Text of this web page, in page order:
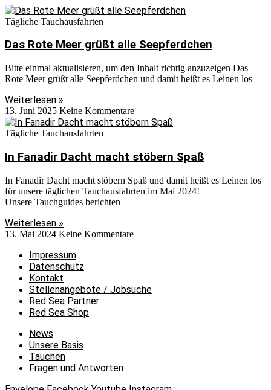
Tägliche Tauchausfahrten
Das Rote Meer grüßt alle Seepferdchen
Bitte einmal aktualisieren, um den Inhalt richtig anzuzeigen Das
Rote Meer grüßt alle Seepferdchen und damit heißt es Leinen los
Weiterlesen »
13. Juni 2025 Keine Kommentare
Tägliche Tauchausfahrten
In Fanadir Dacht macht stöbern Spaß
In Fanadir Dacht macht stöbern Spaß und damit heißt es Leinen los
für unsere täglichen Tauchausfahrten im Mai 2024!
Unsere Tauchguides berichten
Weiterlesen »
13. Mai 2024 Keine Kommentare
Impressum
Datenschutz
Kontakt
Stellenangebote / Jobsuche
Red Sea Partner
Red Sea Shop
News
Unsere Basis
Tauchen
Fragen und Antworten